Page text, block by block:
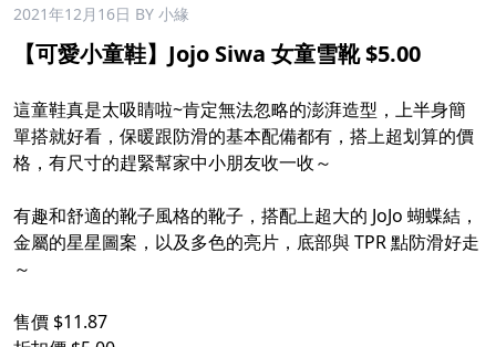
2021年12月16日 BY 小緣
【可愛小童鞋】Jojo Siwa 女童雪靴 $5.00
這童鞋真是太吸睛啦~肯定無法忽略的澎湃造型，上半身簡
單搭就好看，保暖跟防滑的基本配備都有，搭上超划算的價
格，有尺寸的趕緊幫家中小朋友收一收～
有趣和舒適的靴子風格的靴子，搭配上超大的 JoJo 蝴蝶結，
金屬的星星圖案，以及多色的亮片，底部與 TPR 點防滑好走
～
售價 $11.87